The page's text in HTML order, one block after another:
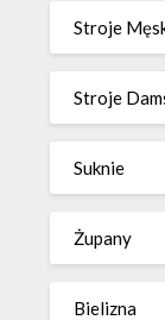
Stroje
Stroje
Suknie
Żupany
Bielizna